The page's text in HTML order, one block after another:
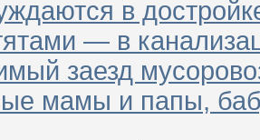
в
— в
заезд
мамы и папы,